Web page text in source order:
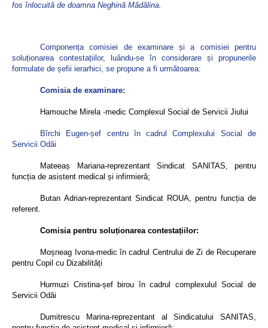
fos înlocuită de doamna Neghină Mădălina.
Componența comisiei de examinare și a comisiei pentru
soluționarea contestațiilor, luându-se în considerare și propunerile
formulate de șefii ierarhici, se propune a fi următoarea:
Comisia de examinare:
Hamouche Mirela-medic Complexul Social de Servicii Jiului
Bîrchi Eugen-șef centru în cadrul Complexului Social de
Servicii Odăi
Mateeaș Mariana-reprezentant Sindicat SANITAS, pentru
funcția de asistent medical și infirmieră;
Butan Adrian-reprezentant Sindicat ROUA, pentru funcția de
referent.
Comisia pentru soluționarea contestațiilor:
Moșneag Ivona-medic în cadrul Centrului de Zi de Recuperare
pentru Copil cu Dizabilități
Hurmuzi Cristina-șef birou în cadrul complexuluI Social de
Servicii Odăi
Dumitrescu Marina-reprezentant al Sindicatului SANITAS,